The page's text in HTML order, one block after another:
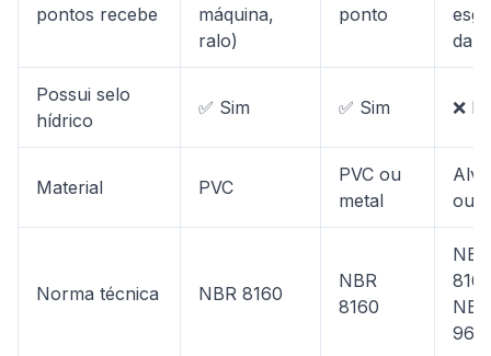
pontos recebe
máquina,
ralo)
ponto
da
Possui selo
hídrico
✅ Sim ✅ Sim ❌
Material PVC
PVC ou
metal
ou
Norma técnica NBR 8160
NBR
8160
NBR
NBR